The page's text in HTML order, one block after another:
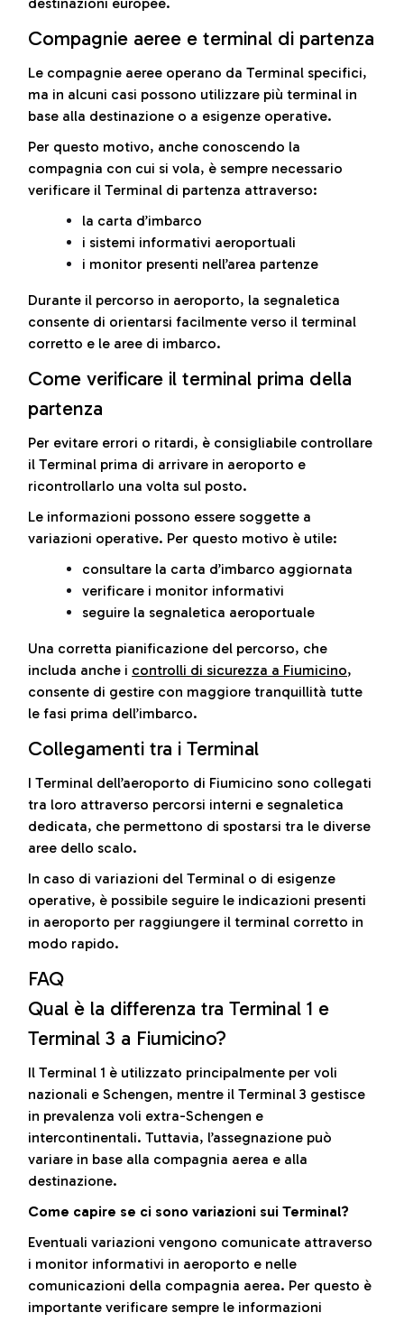
Compagnie aeree e terminal di partenza
Le compagnie aeree operano da Terminal specifici,
ma in alcuni casi possono utilizzare più terminal in
base alla destinazione o a esigenze operative.
Per questo motivo, anche conoscendo la
compagnia con cui si vola, è sempre necessario
verificare il Terminal di partenza attraverso:
la carta d’imbarco
i sistemi informativi aeroportuali
i monitor presenti nell’area partenze
Durante il percorso in aeroporto, la segnaletica
consente di orientarsi facilmente verso il terminal
corretto e le aree di imbarco.
Come verificare il terminal prima della
partenza
Per evitare errori o ritardi, è consigliabile controllare
il Terminal prima di arrivare in aeroporto e
ricontrollarlo una volta sul posto.
Le informazioni possono essere soggette a
variazioni operative. Per questo motivo è utile:
consultare la carta d’imbarco aggiornata
verificare i monitor informativi
seguire la segnaletica aeroportuale
Una corretta pianificazione del percorso, che
includa anche i controlli di sicurezza a Fiumicino,
consente di gestire con maggiore tranquillità tutte
le fasi prima dell’imbarco.
Collegamenti tra i Terminal
I Terminal dell’aeroporto di Fiumicino sono collegati
tra loro attraverso percorsi interni e segnaletica
dedicata, che permettono di spostarsi tra le diverse
aree dello scalo.
In caso di variazioni del Terminal o di esigenze
operative, è possibile seguire le indicazioni presenti
in aeroporto per raggiungere il terminal corretto in
modo rapido.
FAQ
Qual è la differenza tra Terminal 1 e
Terminal 3 a Fiumicino?
Il Terminal 1 è utilizzato principalmente per voli
nazionali e Schengen, mentre il Terminal 3 gestisce
in prevalenza voli extra-Schengen e
intercontinentali. Tuttavia, l’assegnazione può
variare in base alla compagnia aerea e alla
destinazione.
Come capire se ci sono variazioni sui Terminal?
Eventuali variazioni vengono comunicate attraverso
i monitor informativi in aeroporto e nelle
comunicazioni della compagnia aerea. Per questo è
importante verificare sempre le informazioni